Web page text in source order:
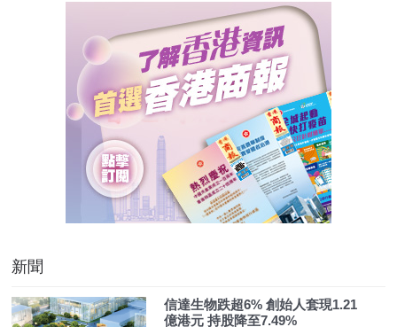
新聞
信達生物跌超6% 創始人套現1.21
億港元 持股降至7.49%